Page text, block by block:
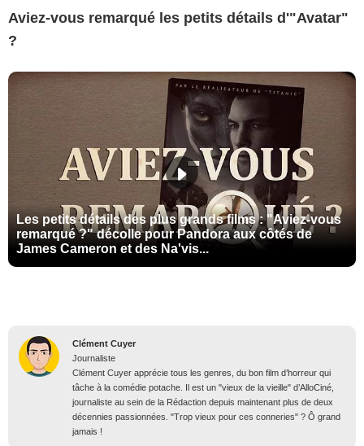
Aviez-vous remarqué les petits détails d'"Avatar"
?
Les petits détails des plus grands films : "Aviez-vous
remarqué ?" décolle pour Pandora aux côtés de
James Cameron et des Na'vis...
Clément Cuyer
Journaliste
Clément Cuyer apprécie tous les genres, du bon film d’horreur qui
tâche à la comédie potache. Il est un "vieux de la vieille" d’AlloCiné,
journaliste au sein de la Rédaction depuis maintenant plus de deux
décennies passionnées. "Trop vieux pour ces conneries" ? Ô grand
jamais !